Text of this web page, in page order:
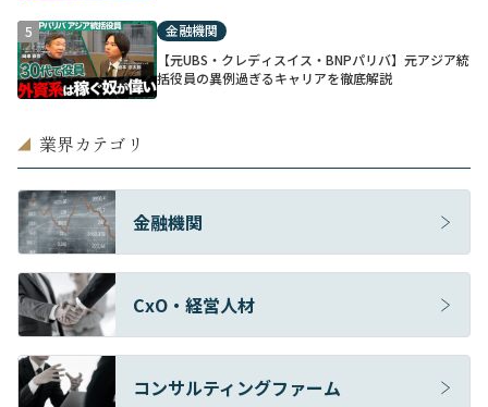
5
金融機関
【元UBS・クレディスイス・BNPパリバ】元アジア統
括役員の異例過ぎるキャリアを徹底解説
◢ 業界カテゴリ
金融機関
CxO・経営人材
コンサルティングファーム